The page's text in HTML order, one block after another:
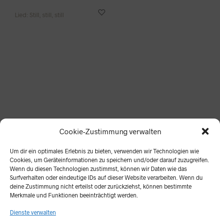
Cookie-Zustimmung verwalten
Um dir ein optimales Erlebnis zu bieten, verwenden wir Technologien wie
Cookies, um Geräteinformationen zu speichern und/oder darauf zuzugreifen.
Wenn du diesen Technologien zustimmst, können wir Daten wie das
Surfverhalten oder eindeutige IDs auf dieser Website verarbeiten. Wenn du
deine Zustimmung nicht erteilst oder zurückziehst, können bestimmte
Merkmale und Funktionen beeinträchtigt werden.
Dienste verwalten
Lied: Still, still, still
Alle hier aufgeführten Lieder und Materialien stellen wir
für den privaten und unterrichtlichen Gebrauch gerne zur
Verfügung.
Zur kommerziellen Nutzung ist eine schriftliche
Genehmigung unsererseits erforderlich.